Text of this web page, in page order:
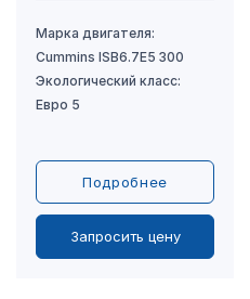
Подробнее
Запросить цену